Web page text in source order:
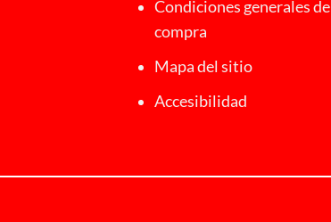
Condiciones generales de
compra
Mapa del sitio
Accesibilidad